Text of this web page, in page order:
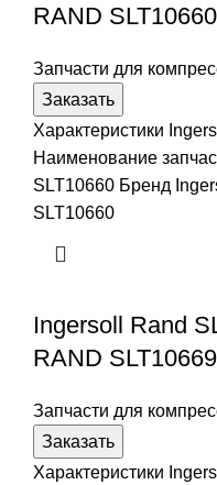
RAND SLT10660
Запчасти для
Заказать
Характеристики
Наименование
SLT10660 Бренд
SLT10660
Ingersoll Rand
RAND SLT10669
Запчасти для
Заказать
Характеристики